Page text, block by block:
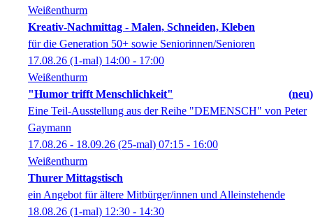
Weißenthurm
Kreativ-Nachmittag - Malen, Schneiden, Kleben
für die Generation 50+ sowie Seniorinnen/Senioren
17.08.26 (1-mal) 14:00 - 17:00
Weißenthurm
"Humor trifft Menschlichkeit"
neu
Eine Teil-Ausstellung aus der Reihe "DEMENSCH" von Peter
Gaymann
17.08.26 - 18.09.26 (25-mal) 07:15 - 16:00
Weißenthurm
Thurer Mittagstisch
ein Angebot für ältere Mitbürger/innen und Alleinstehende
18.08.26 (1-mal) 12:30 - 14:30